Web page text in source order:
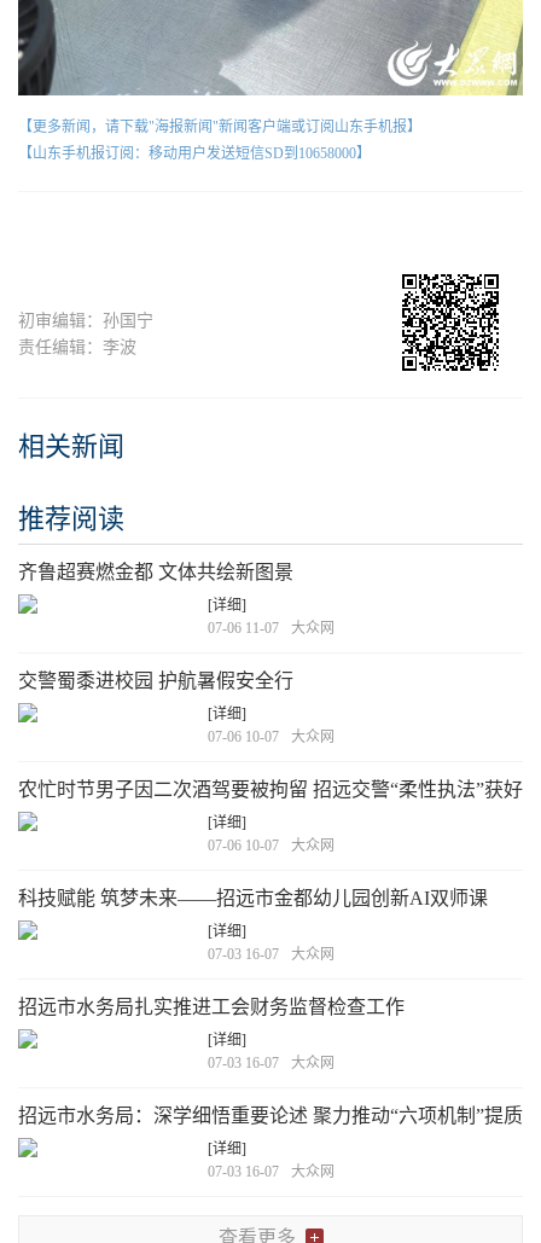
【更多新闻，请下载"海报新闻"新闻客户端或订阅山东手机报】
【山东手机报订阅：移动用户发送短信SD到10658000】
初审编辑：孙国宁
责任编辑：李波
相关新闻
推荐阅读
齐鲁超赛燃金都 文体共绘新图景
[详细]
07-06 11-07
大众网
交警蜀黍进校园 护航暑假安全行
[详细]
07-06 10-07
大众网
农忙时节男子因二次酒驾要被拘留 招远交警“柔性执法”获好
评
[详细]
07-06 10-07
大众网
科技赋能 筑梦未来——招远市金都幼儿园创新AI双师课
堂 点亮学前数字化教育新范式
[详细]
07-03 16-07
大众网
招远市水务局扎实推进工会财务监督检查工作
[详细]
07-03 16-07
大众网
招远市水务局：深学细悟重要论述 聚力推动“六项机制”提质
增效
[详细]
07-03 16-07
大众网
查看更多